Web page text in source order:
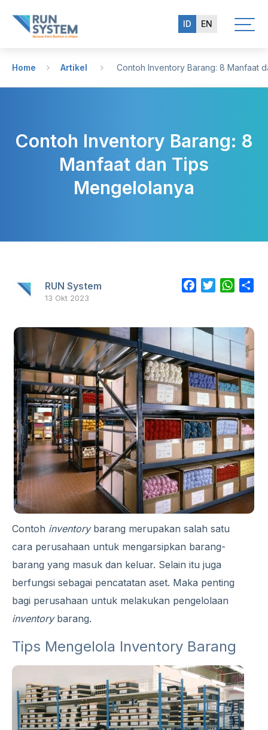
ID EN
Home Artikel Contoh Inventory Barang: 8 Manfaat
Contoh Inventory Barang: 8
Manfaat dan Tips
Mengelolanya
RUN System
13 Okt 2023
Facebook
Twitter
Contoh inventorybarang merupakan salah satu
cara perusahaan untuk mengarsipkan barang-
barang yang masuk dan keluar. Selain itu juga
berfungsi sebagai pencatatan aset. Maka penting
bagi perusahaan untuk melakukan pengelolaan
inventory barang.
Tips Mengelola Inventory Barang